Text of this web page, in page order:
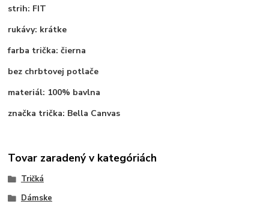
strih: FIT
rukávy: krátke
farba trička: čierna
bez chrbtovej potlače
materiál: 100% bavlna
značka trička: Bella Canvas
Tovar zaradený v kategóriách
Tričká
Dámske